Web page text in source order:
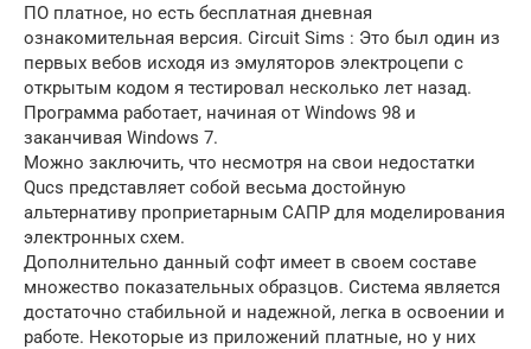
ПО платное, но есть бесплатная дневная
ознакомительная версия. Circuit Sims : Это был один из
первых вебов исходя из эмуляторов электроцепи с
открытым кодом я тестировал несколько лет назад.
Программа работает, начиная от Windows 98 и
заканчивая Windows 7.
Можно заключить, что несмотря на свои недостатки
Qucs представляет собой весьма достойную
альтернативу проприетарным САПР для моделирования
электронных схем.
Дополнительно данный софт имеет в своем составе
множество показательных образцов. Система является
достаточно стабильной и надежной, легка в освоении и
работе. Некоторые из приложений платные, но у них